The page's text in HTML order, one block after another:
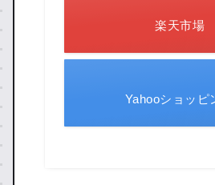
楽天市場
Yahooショッピ